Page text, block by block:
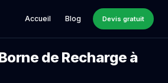
Accueil Blog Devis gratuit
de Recharge à